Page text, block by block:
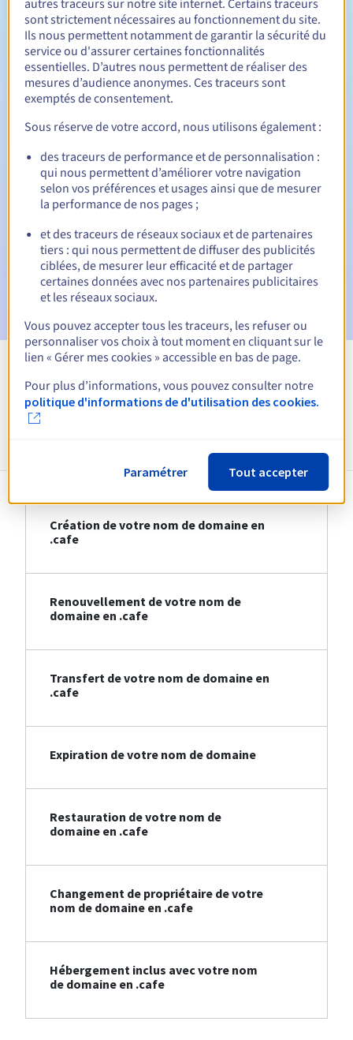
Durée de renouvellement Entre 1 et 10 ans
Période de rédemption
Notifications automatiques :
E-mails d'avertissement : 60, 30, 15, 7 et 3 jours avant la
date d'échéance
E-mail le jour de l'expirationpour notification de la
suspension du nom de domaine
E-mail après la période de grâce de rédemptionpour
notification de la suppression du nom de domaine
Voir toutes les extensions
Création de votre nom de domaine en
.cafe
Renouvellement de votre nom de
domaine en .cafe
Transfert de votre nom de domaine en
.cafe
Expiration de votre nom de domaine
Restauration de votre nom de
domaine en .cafe
Changement de propriétaire de votre
nom de domaine en .cafe
Hébergement inclus avec votre nom
de domaine en .cafe
autres traceurs sur notre site internet. Certains traceurs
sont strictement nécessaires au fonctionnement du site.
Ils nous permettent notamment de garantir la sécurité du
service ou d'assurer certaines fonctionnalités
essentielles. D’autres nous permettent de réaliser des
mesures d’audience anonymes. Ces traceurs sont
exemptés de consentement.
Sous réserve de votre accord, nous utilisons également :
des traceurs de performance et de personnalisation :
qui nous permettent d’améliorer votre navigation
selon vos préférences et usages ainsi que de mesurer
la performance de nos pages ;
et des traceurs de réseaux sociaux et de partenaires
tiers : qui nous permettent de diffuser des publicités
ciblées, de mesurer leur efficacité et de partager
certaines données avec nos partenaires publicitaires
et les réseaux sociaux.
Vous pouvez accepter tous les traceurs, les refuser ou
personnaliser vos choix à tout moment en cliquant sur le
lien « Gérer mes cookies » accessible en bas de page.
Pour plus d’informations, vous pouvez consulter notre
politique d'informations de d'utilisation des cookies.
Paramétrer Tout accepter